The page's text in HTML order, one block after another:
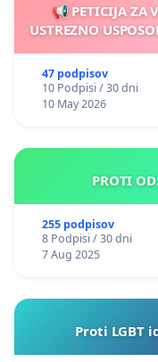
📢 PETICIJA ZA
USTREZNO
47 podpisov
10 Podpisi / 30 dni
10 May 2026
PROTI
255 podpisov
8 Podpisi / 30 dni
7 Aug 2025
Proti LGBT